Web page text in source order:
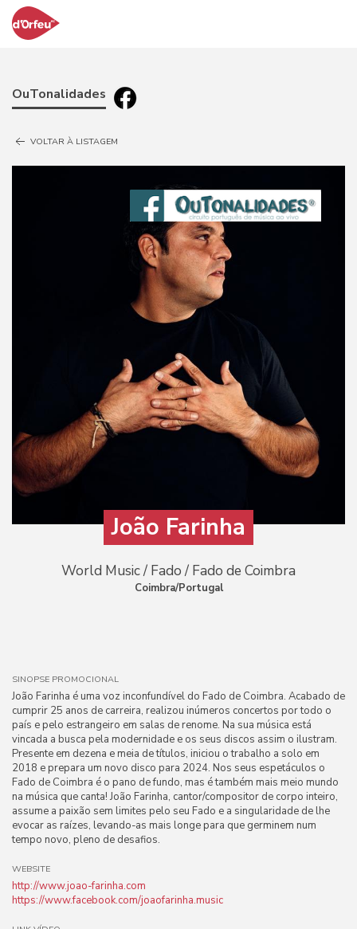
OuTonalidades
VOLTAR À LISTAGEM
João Farinha
World Music / Fado / Fado de Coimbra
Coimbra/Portugal
SINOPSE PROMOCIONAL
João Farinha é uma voz inconfundível do Fado de Coimbra. Acabado de
cumprir 25 anos de carreira, realizou inúmeros concertos por todo o
país e pelo estrangeiro em salas de renome. Na sua música está
vincada a busca pela modernidade e os seus discos assim o ilustram.
Presente em dezena e meia de títulos, iniciou o trabalho a solo em
2018 e prepara um novo disco para 2024. Nos seus espetáculos o
Fado de Coimbra é o pano de fundo, mas é também mais meio mundo
na música que canta! João Farinha, cantor/compositor de corpo inteiro,
assume a paixão sem limites pelo seu Fado e a singularidade de lhe
evocar as raízes, levando-as mais longe para que germinem num
tempo novo, pleno de desafios.
WEBSITE
http://www.joao-farinha.com
https://www.facebook.com/joaofarinha.music